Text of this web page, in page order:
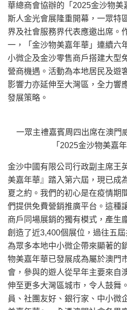
華總商會協辦的「2025金沙物美
斯人金光會展隆重開幕，一眾特
界及社會服務界代表應邀出席。
一，「金沙物美嘉年華」連續六
小微企及金沙零售商戶搭建大型
營商機遇。活動為本地居民及遊
影響力亦延伸至大灣區，全力響
發展策略。
一眾主禮嘉賓周四出席在澳門
「2025金沙物美嘉
金沙中國有限公司行政副主席王
美嘉年華』踏入第六屆，現已成
夏之約。我們的初心是在疫情期
們提供免費營銷推廣平台。這種
商戶同場展銷的獨有模式，產生
創造了近3,400個展位，過往五
為眾多本地中小微企帶來顯著的
物美嘉年華已發展成為屬於澳門
會，參與的遊人從早年主要來自
伸至更多大灣區城市，令人鼓舞
員、社團友好、銀行家、中小微